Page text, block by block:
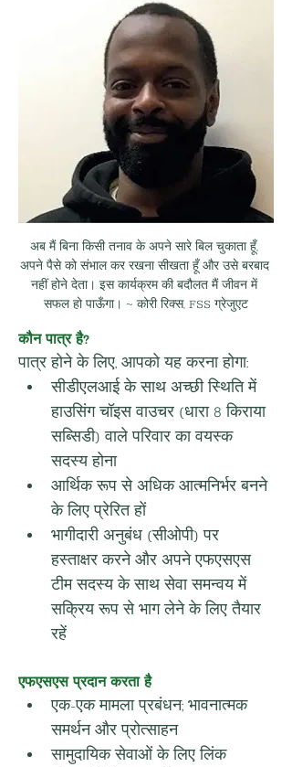
अब मैं बिना किसी तनाव के अपने सारे बिल चुकाता हूँ,
अपने पैसे को संभाल कर रखना सीखता हूँ और उसे बरबाद
नहीं होने देता। इस कार्यक्रम की बदौलत मैं जीवन में
सफल हो पाऊँगा। ~ कोरी रिक्स, FSS ग्रेजुएट
कौन पात्र है?
पात्र होने के लिए, आपको यह करना होगा:
सीडीएलआई के साथ अच्छी स्थिति में
हाउसिंग चॉइस वाउचर (धारा 8 किराया
सब्सिडी) वाले परिवार का वयस्क
सदस्य होना
आर्थिक रूप से अधिक आत्मनिर्भर बनने
के लिए प्रेरित हों
भागीदारी अनुबंध (सीओपी) पर
हस्ताक्षर करने और अपने एफएसएस
टीम सदस्य के साथ सेवा समन्वय में
सक्रिय रूप से भाग लेने के लिए तैयार
रहें
एफएसएस प्रदान करता है
एक-एक मामला प्रबंधन; भावनात्मक
समर्थन और प्रोत्साहन
सामुदायिक सेवाओं के लिए लिंक